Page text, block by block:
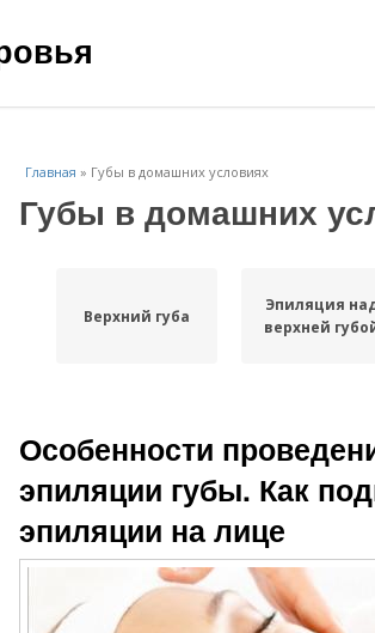
Главная » Губы в домашних условиях
Губы в домашних
Верхний губа
Эпиляция
верхней
Особенности
эпиляции губы. Как
эпиляции на лице